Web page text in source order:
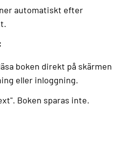
automatiskt efter
boken direkt på skärmen
eller inloggning.
Boken sparas inte.